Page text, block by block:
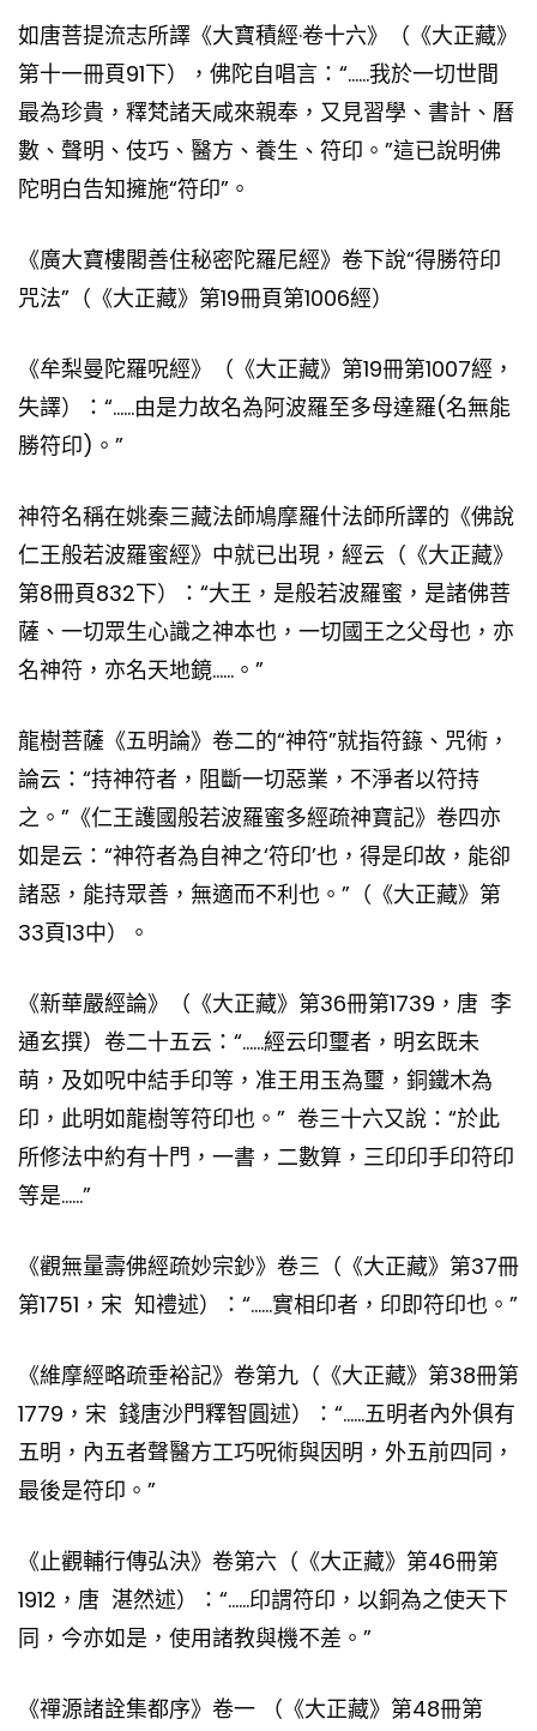
如唐菩提流志所譯《大寶積經·卷十六》（《大正藏》
第十一冊頁91下），佛陀自唱言：“……我於一切世間
最為珍貴，釋梵諸天咸來親奉，又見習學、書計、曆
數、聲明、伎巧、醫方、養生、符印。”這已說明佛
陀明白告知擁施“符印”。
《廣大寶樓閣善住秘密陀羅尼經》卷下說“得勝符印
咒法”（《大正藏》第19冊頁第1006經）
《牟梨曼陀羅呪經》（《大正藏》第19冊第1007經，
失譯）：“……由是力故名為阿波羅至多母達羅(名無能
勝符印)。”
神符名稱在姚秦三藏法師鳩摩羅什法師所譯的《佛說
仁王般若波羅蜜經》中就已出現，經云（《大正藏》
第8冊頁832下）：“大王，是般若波羅蜜，是諸佛菩
薩、一切眾生心識之神本也，一切國王之父母也，亦
名神符，亦名天地鏡……。”
龍樹菩薩《五明論》卷二的“神符”就指符籙、咒術，
論云：“持神符者，阻斷一切惡業，不淨者以符持
之。”《仁王護國般若波羅蜜多經疏神寶記》卷四亦
如是云：“神符者為自神之‘符印’也，得是印故，能卻
諸惡，能持眾善，無適而不利也。”（《大正藏》第
33頁13中）。
《新華嚴經論》（《大正藏》第36冊第1739，唐 李
通玄撰）卷二十五云：“……經云印璽者，明玄既未
萌，及如呪中結手印等，准王用玉為璽，銅鐵木為
印，此明如龍樹等符印也。” 卷三十六又說：“於此
所修法中約有十門，一書，二數算，三印印手印符印
等是……”
《觀無量壽佛經疏妙宗鈔》卷三（《大正藏》第37冊
第1751，宋 知禮述）：“……實相印者，印即符印也。”
《維摩經略疏垂裕記》卷第九（《大正藏》第38冊第
1779，宋 錢唐沙門釋智圓述）：“……五明者內外俱有
五明，內五者聲醫方工巧呪術與因明，外五前四同，
最後是符印。”
《止觀輔行傳弘決》卷第六（《大正藏》第46冊第
1912，唐 湛然述）：“……印謂符印，以銅為之使天下
同，今亦如是，使用諸教與機不差。”
《禪源諸詮集都序》卷一 （《大正藏》第48冊第